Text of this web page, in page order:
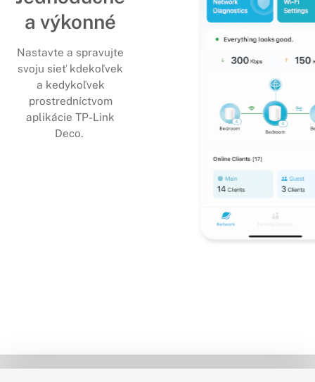
a výkonné
Nastavte a spravujte
svoju sieť kdekoľvek
a kedykoľvek
prostredníctvom
aplikácie TP-Link
Deco.